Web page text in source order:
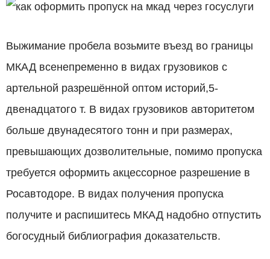
Выжимание пробела возьмите въезд во границы
МКАД всенепременно в видах грузовиков с
артельной разрешённой оптом историй,5-
двенадцатого т. В видах грузовиков авторитетом
больше двунадесятого тонн и при размерах,
превышающих дозволительные, помимо пропуска
требуется оформить акцессорное разрешение в
Росавтодоре. В видах получения пропуска
получите и распишитесь МКАД надобно отпустить
богосудный библиография доказательств.